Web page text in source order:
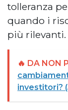
tolleranza
quando i
più rilevanti.
🔥 DA NON
investitori?